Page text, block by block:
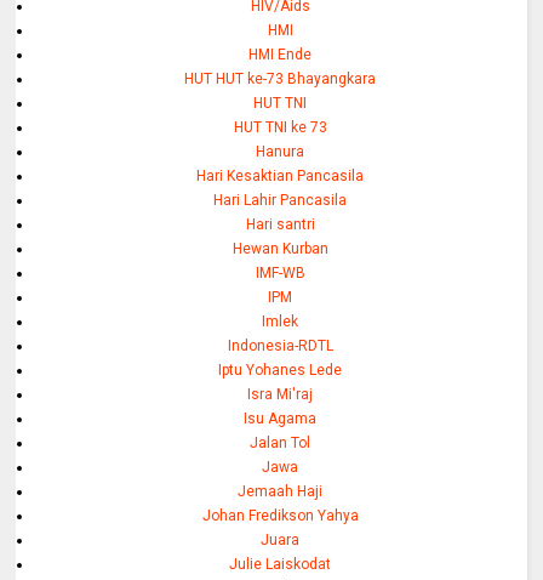
HIV/Aids
HMI
HMI Ende
HUT HUT ke-73 Bhayangkara
HUT TNI
HUT TNI ke 73
Hanura
Hari Kesaktian Pancasila
Hari Lahir Pancasila
Hari santri
Hewan Kurban
IMF-WB
IPM
Imlek
Indonesia-RDTL
Iptu Yohanes Lede
Isra Mi'raj
Isu Agama
Jalan Tol
Jawa
Jemaah Haji
Johan Fredikson Yahya
Juara
Julie Laiskodat